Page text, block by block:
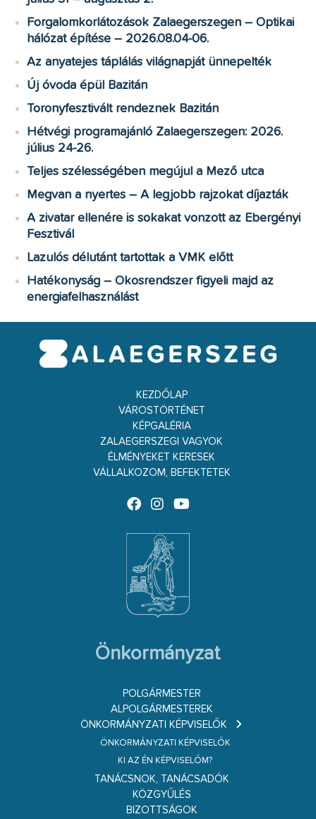
Forgalomkorlátozások Zalaegerszegen – Optikai
hálózat építése – 2026.08.04-06.
Az anyatejes táplálás világnapját ünnepelték
Új óvoda épül Bazitán
Toronyfesztivált rendeznek Bazitán
Hétvégi programajánló Zalaegerszegen: 2026.
július 24-26.
Teljes szélességében megújul a Mező utca
Megvan a nyertes – A legjobb rajzokat díjazták
A zivatar ellenére is sokakat vonzott az Ebergényi
Fesztivál
Lazulós délutánt tartottak a VMK előtt
Hatékonyság – Okosrendszer figyeli majd az
energiafelhasználást
KEZDŐLAP
VÁROSTÖRTÉNET
KÉPGALÉRIA
ZALAEGERSZEGI VAGYOK
ÉLMÉNYEKET KERESEK
VÁLLALKOZOM, BEFEKTETEK
Önkormányzat
POLGÁRMESTER
ALPOLGÁRMESTEREK
ÖNKORMÁNYZATI KÉPVISELŐK
ÖNKORMÁNYZATI KÉPVISELŐK
KI AZ ÉN KÉPVISELŐM?
TANÁCSNOK, TANÁCSADÓK
KÖZGYŰLÉS
BIZOTTSÁGOK